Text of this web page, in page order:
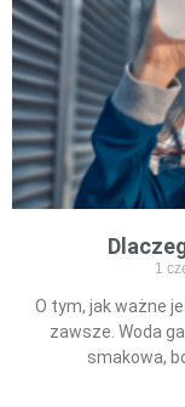
1
O tym, jak ważne
zawsze. Woda
smakowa,